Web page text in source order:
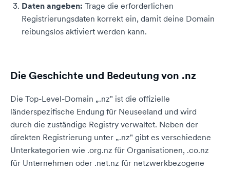
Daten angeben: Trage die erforderlichen
Registrierungsdaten korrekt ein, damit deine Domain
reibungslos aktiviert werden kann.
Die Geschichte und Bedeutung von .nz
Die Top-Level-Domain „.nz" ist die offizielle
länderspezifische Endung für Neuseeland und wird
durch die zuständige Registry verwaltet. Neben der
direkten Registrierung unter „.nz" gibt es verschiedene
Unterkategorien wie .org.nz für Organisationen, .co.nz
für Unternehmen oder .net.nz für netzwerkbezogene